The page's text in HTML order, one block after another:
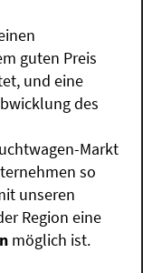
guten Preis
und eine
des
Markt
so
unseren
Region eine
möglich ist.